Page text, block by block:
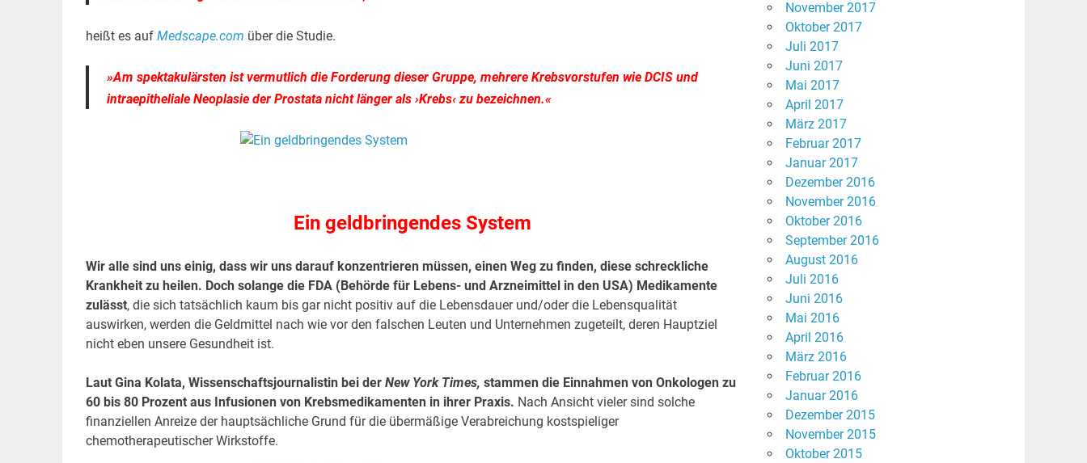
heißt es auf Medscape.com über die Studie.
»Am spektakulärsten ist vermutlich die Forderung dieser Gruppe, mehrere Krebsvorstufen wie DCIS und
intraepitheliale Neoplasie der Prostata nicht länger als ›Krebs‹ zu bezeichnen.«
Ein geldbringendes System
Wir alle sind uns einig, dass wir uns darauf konzentrieren müssen, einen Weg zu finden, diese schreckliche
Krankheit zu heilen. Doch solange die FDA (Behörde für Lebens- und Arzneimittel in den USA) Medikamente
zulässt, die sich tatsächlich kaum bis gar nicht positiv auf die Lebensdauer und/oder die Lebensqualität
auswirken, werden die Geldmittel nach wie vor den falschen Leuten und Unternehmen zugeteilt, deren Hauptziel
nicht eben unsere Gesundheit ist.
Laut Gina Kolata, Wissenschaftsjournalistin bei der New York Times, stammen die Einnahmen von Onkologen zu
60 bis 80 Prozent aus Infusionen von Krebsmedikamenten in ihrer Praxis. Nach Ansicht vieler sind solche
finanziellen Anreize der hauptsächliche Grund für die übermäßige Verabreichung kostspieliger
chemotherapeutischer Wirkstoffe.
November 2017
Oktober 2017
Juli 2017
Juni 2017
Mai 2017
April 2017
März 2017
Februar 2017
Januar 2017
Dezember 2016
November 2016
Oktober 2016
September 2016
August 2016
Juli 2016
Juni 2016
Mai 2016
April 2016
März 2016
Februar 2016
Januar 2016
Dezember 2015
November 2015
Oktober 2015